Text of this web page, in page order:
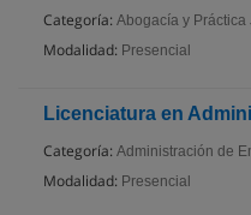
Categoría: Abogacía y Práctica
Modalidad: Presencial
Licenciatura en
Categoría: Administración de
Modalidad: Presencial